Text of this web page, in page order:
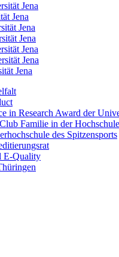
Jena
Jena
Jena
Jena
Jena
Jena
Jena
in Research Award der
Familie in der Hochschule
des Spitzensports
E-Quality